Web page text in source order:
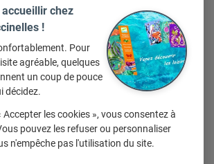
doit être composé d'au moins 8 caractères
une majuscule, une minuscule et un
spéciaux ne sont pas autorisés.
accueillir chez
!
Pour
agréable, quelques
un coup de pouce
décidez.
Accepter les cookies », vous consentez à
pouvez les refuser ou personnaliser
n'empêche pas l'utilisation du site.